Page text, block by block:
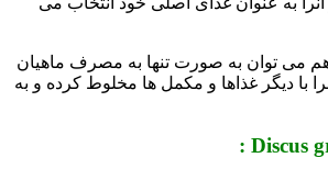
می توان به صورت تنها به مصرف ماهیان
با دیگر غذاها و مکمل ها مخلوط کرده و به